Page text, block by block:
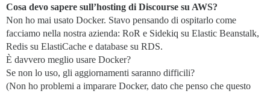
Cosa devo sapere sull’hosting di Discourse su AWS?
Non ho mai usato Docker. Stavo pensando di ospitarlo come
facciamo nella nostra azienda: RoR e Sidekiq su Elastic Beanstalk,
Redis su ElastiCache e database su RDS.
È davvero meglio usare Docker?
Se non lo uso, gli aggiornamenti saranno difficili?
(Non ho problemi a imparare Docker, dato che penso che questo